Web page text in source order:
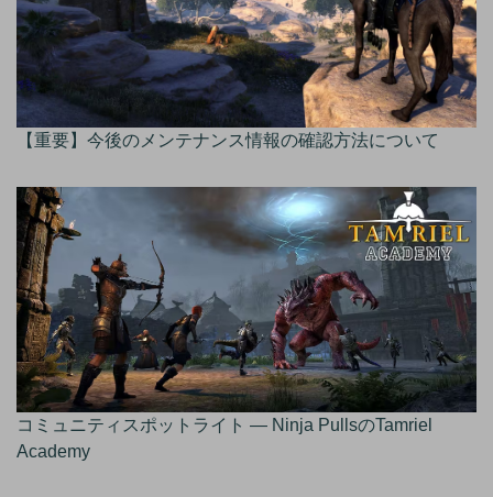
【重要】今後のメンテナンス情報の確認方法について
コミュニティスポットライト — Ninja PullsのTamriel
Academy